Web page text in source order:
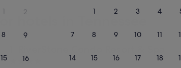
1 2
8 9
15 16
1 2 3 4
7 8 9 10 11
14 15 16 17 18
Gatlinburg
hotels in Tennessee
4.0-